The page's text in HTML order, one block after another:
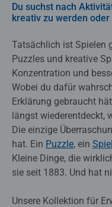
Du suchst nach
kreativ zu werden
Tatsächlich ist Spielen
Puzzles und kreative
Konzentration und
Wobei du dafür
Erklärung gebraucht
längst wiederentdeckt,
Die einzige
hat. Ein Puzzle, ein
Kleine Dinge, die
sie seit 1883. Und hat
Unsere Kollektion für